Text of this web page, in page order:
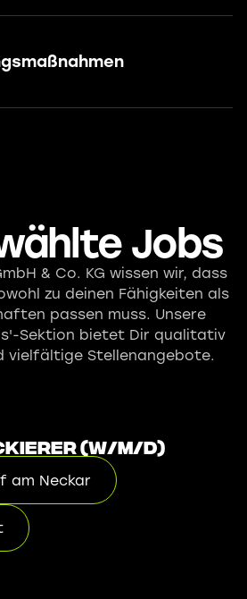
Jobs
& Co. KG wissen wir, dass
zu deinen Fähigkeiten als
passen muss. Unsere
Sektion bietet Dir qualitativ
vielfältige Stellenangebote.
(w/m/d)
am Neckar